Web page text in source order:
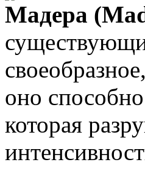
Мадера
оно
которая